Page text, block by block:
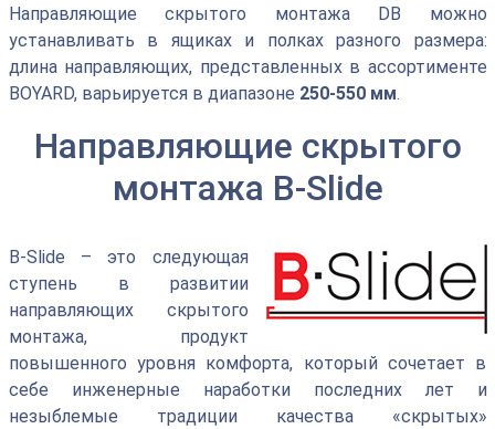
Направляющие скрытого монтажа DB можно
устанавливать в ящиках и полках разного размера:
длина направляющих, представленных в ассортименте
BOYARD, варьируется в диапазоне 250-550 мм.
Направляющие скрытого
монтажа B-Slide
B-Slide – это следующая
ступень в развитии
направляющих скрытого
монтажа, продукт
повышенного уровня комфорта, который сочетает в
себе инженерные наработки последних лет и
незыблемые традиции качества «скрытых»